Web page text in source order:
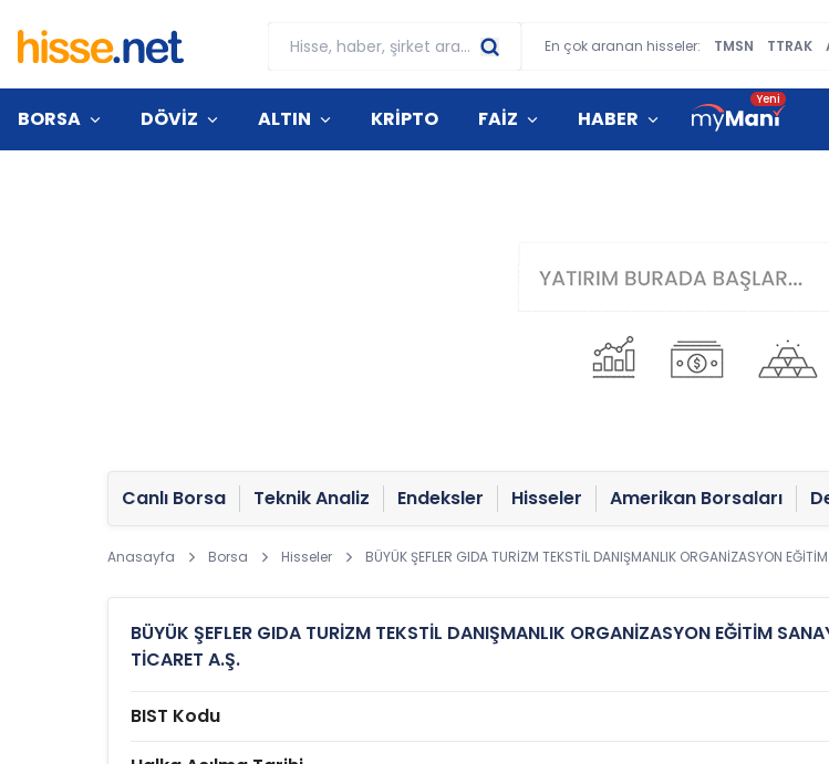
En çok aranan hisseler: TMSN TTRAK
BORSA DÖVİZ ALTIN KRİPTO FAİZ HABER
Canlı Borsa Teknik Analiz Endeksler Hisseler Amerikan Borsaları
Anasayfa Borsa Hisseler BÜYÜK ŞEFLER GIDA TURİZM TEKSTİL DANIŞMANLIK ORGANİZASYON
BÜYÜK ŞEFLER GIDA TURİZM TEKSTİL DANIŞMANLIK ORGANİZASYON EĞİTİM
TİCARET A.Ş.
BIST Kodu